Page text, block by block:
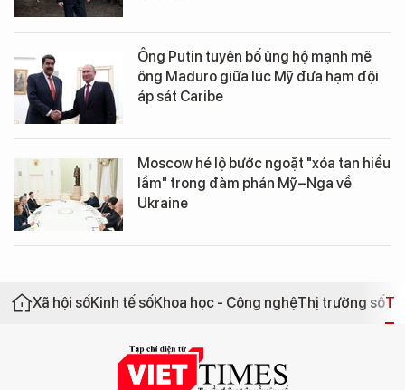
Ông Putin tuyên bố ủng hộ mạnh mẽ
ông Maduro giữa lúc Mỹ đưa hạm đội
áp sát Caribe
Moscow hé lộ bước ngoặt "xóa tan hiểu
lầm" trong đàm phán Mỹ–Nga về
Ukraine
Xã hội sốKinh tế sốKhoa học - Công nghệThị trường số